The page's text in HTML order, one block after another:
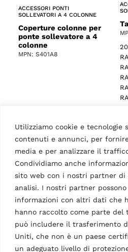
Utilizziamo cookie e tecnologie
contenuti e annunci, per
media e per analizzare il
Condividiamo anche
sito web con i nostri partner di
analisi. I nostri partner
informazioni con altri dati che
hanno raccolto come parte del
può includere il trasferimento
Uniti, che non è un paese
un adeguato livello di
ACCESSORI PONTI
SOLLEVATORI A 4 COLONNE
Coperture colonne per
ponte sollevatore a 4
colonne
MPN: S401A8